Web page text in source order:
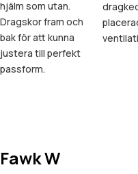
hjälm som utan.
Dragskor fram och
bak för att kunna
justera till perfekt
passform.
Fawk W